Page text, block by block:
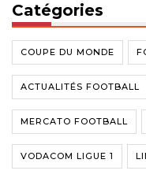
Catégories
COUPE DU MONDE
ACTUALITÉS FOOTBALL
MERCATO FOOTBALL
VODACOM LIGUE 1